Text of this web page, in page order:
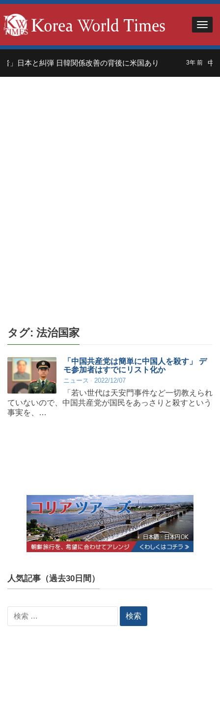
」日本と糾弾 日韓関係改善の背後に米国あり 3年 前 中
タグ: 法治国家
「中国共産党は簡単に中国人を殺す」 デ
モ参加者はすでにリスト化か
ニュース 2022/12/07
「若い世代は天安門事件など一切教えられ
ていないので、中国共産党が国民をあっさりと殺すという
事実を、…
人気記事（過去30日間）
索: